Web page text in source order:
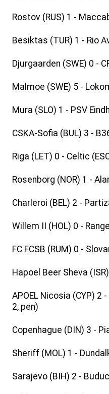
Rostov (RUS) 1 -
Besiktas (TUR) 1 - Rio
Djurgaarden (SWE) 0 -
Malmoe (SWE) 5 -
Mura (SLO) 1 - PSV
CSKA-Sofia (BUL) 3 -
Riga (LET) 0 - Celtic
Rosenborg (NOR) 1 -
Charleroi (BEL) 2 -
Willem II (HOL) 0 -
FC FCSB (RUM) 0 -
Hapoel Beer Sheva
APOEL Nicosia (CYP) 2
2, pen)
Copenhague (DIN) 3 -
Sheriff (MOL) 1 -
Sarajevo (BIH) 2 -